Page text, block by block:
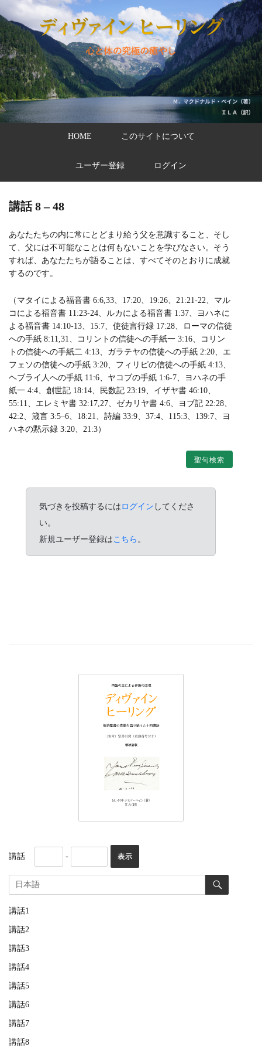
HOME このサイトについて
ユーザー登録 ログイン
講話 8 – 48
あなたたちの内に常にとどまり給う父を意識すること、そし
て、父には不可能なことは何もないことを学びなさい。そう
すれば、あなたたちが語ることは、すべてそのとおりに成就
するのです。
（マタイによる福音書 6:6,33、17:20、19:26、21:21-22、マル
コによる福音書 11:23-24、ルカによる福音書 1:37、ヨハネに
よる福音書 14:10-13、15:7、使徒言行録 17:28、ローマの信徒
への手紙 8:11,31、コリントの信徒への手紙一 3:16、コリン
トの信徒への手紙二 4:13、ガラテヤの信徒への手紙 2:20、エ
フェソの信徒への手紙 3:20、フィリピの信徒への手紙 4:13、
ヘブライ人への手紙 11:6、ヤコブの手紙 1:6-7、ヨハネの手
紙一 4:4、創世記 18:14、民数記 23:19、イザヤ書 46:10、
55:11、エレミヤ書 32:17,27、ゼカリヤ書 4:6、ヨブ記 22:28、
42:2、箴言 3:5–6、18:21、詩編 33:9、37:4、115:3、139:7、ヨ
ハネの黙示録 3:20、21:3）
聖句検索
気づきを投稿するにはログイン してくださ
い。
新規ユーザー登録はこちら 。
講話 -
講話1
講話2
講話3
講話4
講話5
講話6
講話7
講話8